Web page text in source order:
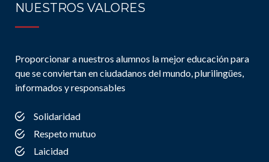
NUESTROS VALORES
Proporcionar a nuestros alumnos la mejor educación para
que se conviertan en ciudadanos del mundo, plurilingües,
informados y responsables
Solidaridad
Respeto mutuo
Laicidad